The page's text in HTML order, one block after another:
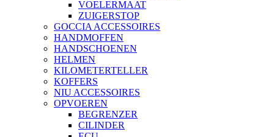
VOELERMAAT
ZUIGERSTOP
GOCCIA ACCESSOIRES
HANDMOFFEN
HANDSCHOENEN
HELMEN
KILOMETERTELLER
KOFFERS
NIU ACCESSOIRES
OPVOEREN
BEGRENZER
CILINDER